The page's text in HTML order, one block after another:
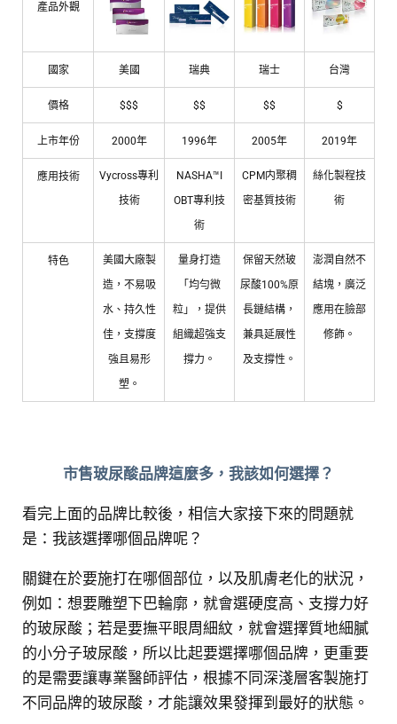
產品外觀
國家 美國 瑞典 瑞士 台灣
價格 $$$ $$ $$ $
上市年份 2000年 1996年 2005年 2019年
應用技術
Vycross專利
技術
NASHA™I
OBT專利技
術
CPM内聚稠
密基質技術
絲化製程技
術
特色
美國大廠製
造，不易吸
水、持久性
佳，支撐度
強且易形
塑。
量身打造
「均勻微
粒」，提供
組織超強支
撐力。
保留天然玻
尿酸100%原
長鏈結構，
兼具延展性
及支撐性。
澎潤自然不
結塊，廣泛
應用在臉部
修飾。
市售玻尿酸品牌這麼多，我該如何選擇？
看完上面的品牌比較後，相信大家接下來的問題就
是：我該選擇哪個品牌呢？
關鍵在於要施打在哪個部位，以及肌膚老化的狀況，
例如：想要雕塑下巴輪廓，就會選硬度高、支撐力好
的玻尿酸；若是要撫平眼周細紋，就會選擇質地細膩
的小分子玻尿酸， 所以比起要選擇哪個品牌，更重要
的是需要讓專業醫師評估，根據不同深淺層客製施打
不同品牌的玻尿酸，才能讓效果發揮到最好的狀態。